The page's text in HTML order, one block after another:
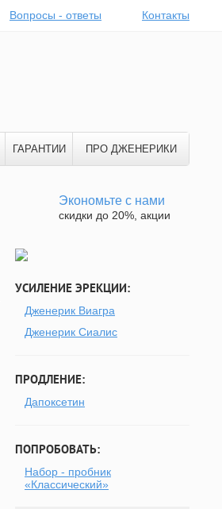
Вопросы - ответы Контакты
ГАРАНТИИ ПРО ДЖЕНЕРИКИ
Экономьте с нами
скидки до 20%, акции
УСИЛЕНИЕ ЭРЕКЦИИ:
Дженерик Виагра
Дженерик Сиалис
ПРОДЛЕНИЕ:
Дапоксетин
ПОПРОБОВАТЬ:
Набор - пробник
«Классический»